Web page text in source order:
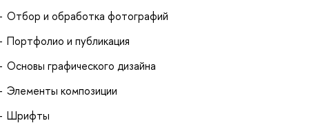
Отбор и обработка фотографий
Портфолио и публикация
Основы графического дизайна
Элементы композиции
Шрифты